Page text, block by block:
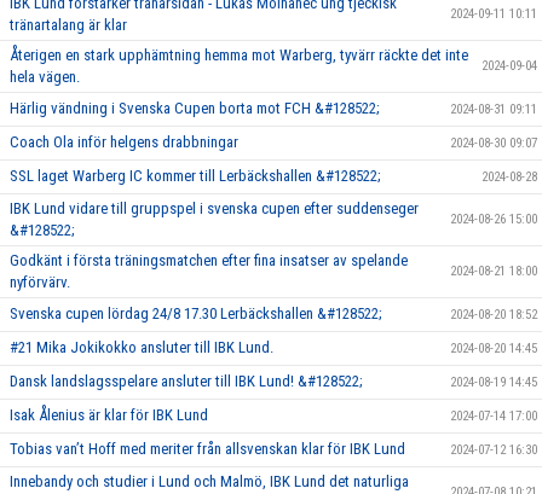
tränartalang är klar
2024-09-11 10:11
Återigen en stark upphämtning hemma mot Warberg, tyvärr räckte det inte
hela vägen.
2024-09-04
Härlig vändning i Svenska Cupen borta mot FCH &#128522; 2024-08-31 09:11
Coach Ola inför helgens drabbningar 2024-08-30 09:07
SSL laget Warberg IC kommer till Lerbäckshallen &#128522; 2024-08-28
IBK Lund vidare till gruppspel i svenska cupen efter suddenseger
&#128522;
2024-08-26 15:00
Godkänt i första träningsmatchen efter fina insatser av spelande
nyförvärv.
2024-08-21 18:00
Svenska cupen lördag 24/8 17.30 Lerbäckshallen &#128522; 2024-08-20 18:52
#21 Mika Jokikokko ansluter till IBK Lund. 2024-08-20 14:45
Dansk landslagsspelare ansluter till IBK Lund! &#128522; 2024-08-19 14:45
Isak Ålenius är klar för IBK Lund 2024-07-14 17:00
Tobias van’t Hoff med meriter från allsvenskan klar för IBK Lund 2024-07-12 16:30
Innebandy och studier i Lund och Malmö, IBK Lund det naturliga